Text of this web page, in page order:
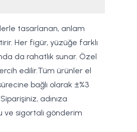
tasarlanan, anlam
Her figür, yüzüğe farklı
da rahatlık sunar. Özel
edilir.Tüm ürünler el
bağlı olarak ±%3
adınıza
ve sigortalı gönderim